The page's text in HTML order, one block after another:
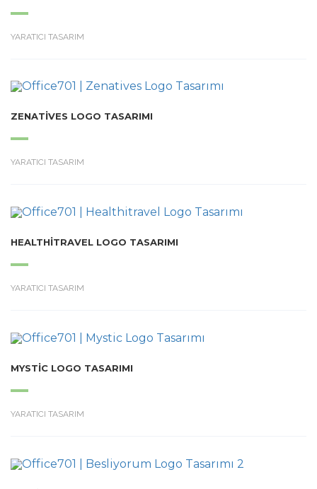
YARATICI TASARIM
ZENATIVES LOGO TASARIMI
YARATICI TASARIM
HEALTHITRAVEL LOGO TASARIMI
YARATICI TASARIM
MYSTIC LOGO TASARIMI
YARATICI TASARIM